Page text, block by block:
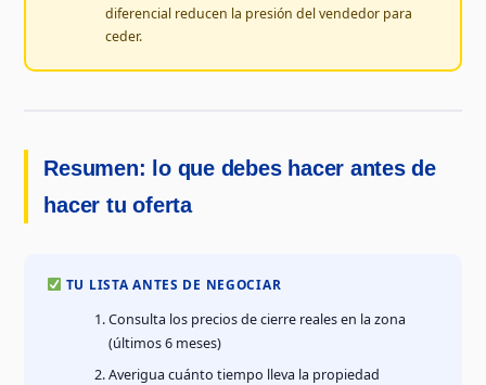
diferencial reducen la presión del vendedor para
ceder.
Resumen: lo que debes hacer antes de
hacer tu oferta
TU LISTA ANTES DE NEGOCIAR
Consulta los precios de cierre reales en la zona
(últimos 6 meses)
Averigua cuánto tiempo lleva la propiedad